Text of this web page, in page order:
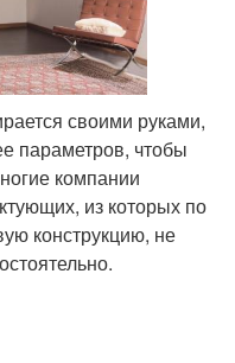
своими руками,
параметров, чтобы
компании
из которых по
конструкцию, не